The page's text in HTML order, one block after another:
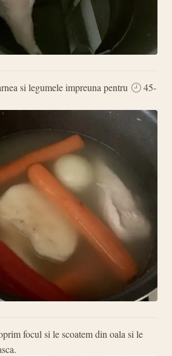
si legumele impreuna pentru
45-
focul si le scoatem din oala si le